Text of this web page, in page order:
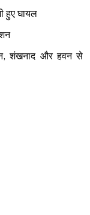
हुए घायल
शंखनाद और हवन से